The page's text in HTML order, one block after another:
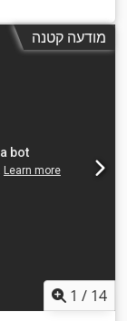
מודעה קטנה
1 / 14